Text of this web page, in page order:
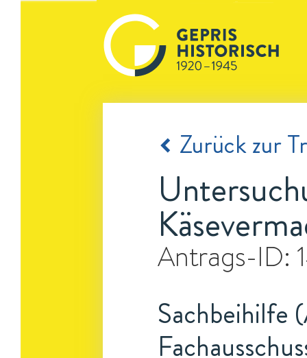
Zurück zur
Antrags-ID:
Sachbeihilfe